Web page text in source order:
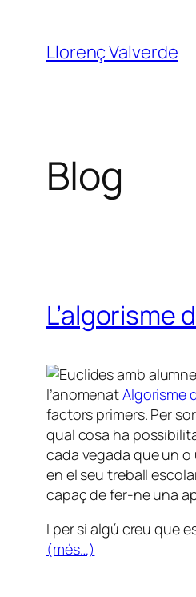
contingut
Llorenç Valverde
Blog
L’algorisme
l’anomenatAlgorisme
factors primers. Per
qual cosa ha
cada vegada que un o
en el seu treball
capaç de fer-ne una
I per si algú creu que
(més…)